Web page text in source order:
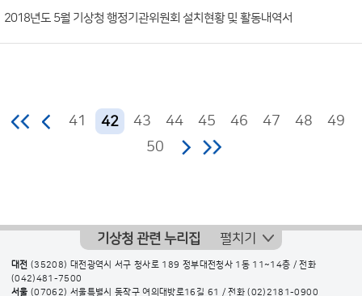
2018년도 5월 기상청 행정기관위원회 설치현황 및 활동내역서
41 42 43 44 45 46 47 48
49
50
기상청 관련 누리집 펼치기
대전 (35208) 대전광역시 서구 청사로 189 정부대전청사 1동 11~14층 / 전화
(042)481-7500
서울 (07062) 서울특별시 동작구 여의대방로16길 61 / 전화(02)2181-0900